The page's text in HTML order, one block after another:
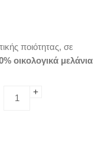
ποιότητας, σε
οικολογικά μελάνια